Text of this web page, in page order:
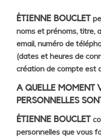
ÉTIENNE BOUCLET
noms et prénoms, titre,
email, numéro de
(dates et heures de
création de compte est
A QUELLE MOMENT
PERSONNELLES
ÉTIENNE BOUCLET
personnelles que vous